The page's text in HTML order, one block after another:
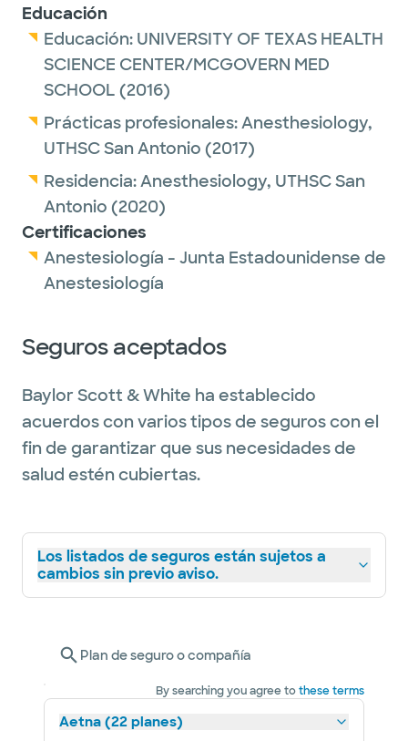
Educación
Educación: UNIVERSITY OF TEXAS HEALTH
SCIENCE CENTER/MCGOVERN MED
SCHOOL (2016)
Prácticas profesionales:Anesthesiology,
UTHSC San Antonio (2017)
Residencia:Anesthesiology, UTHSC San
Antonio (2020)
Certificaciones
Anestesiología - Junta Estadounidense de
Anestesiología
Seguros aceptados
Baylor Scott & White ha establecido
acuerdos con varios tipos de seguros con el
fin de garantizar que sus necesidades de
salud estén cubiertas.
Los listados de seguros están sujetos a
cambios sin previo aviso.
Plan de seguro o compañía
By searching you agree tothese terms
Aetna (22 planes)